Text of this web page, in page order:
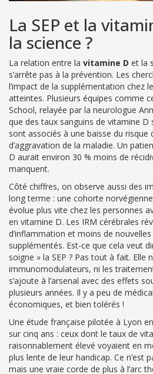
La SEP et la
la science ?
La relation entre la vitamine D et la
s’arrête pas à la prévention. Les
l’impact de la supplémentation chez
atteintes. Plusieurs équipes comme
School, relayée par la neurologue
que des taux sanguins de vitamine D
sont associés à une baisse du risque
d’aggravation de la maladie. Un
D aurait environ 30 % moins de
manquent.
Côté chiffres, on observe aussi des
long terme : une cohorte
évolue plus vite chez les personnes
en vitamine D. Les IRM cérébrales
d’inflammation et moins de
supplémentés. Est-ce que cela veut
soigne » la SEP ? Pas tout à fait. Elle
immunomodulateurs, ni les
s’ajoute à l’arsenal avec des effets
plusieurs années. Il y a peu de
économiques, et bien tolérés !
Une étude française pilotée à Lyon
sur cinq ans : ceux dont le taux de
raisonnablement élevé voyaient en
plus lente de leur handicap. Ce n’est
mais une vraie corde de plus à l’arc